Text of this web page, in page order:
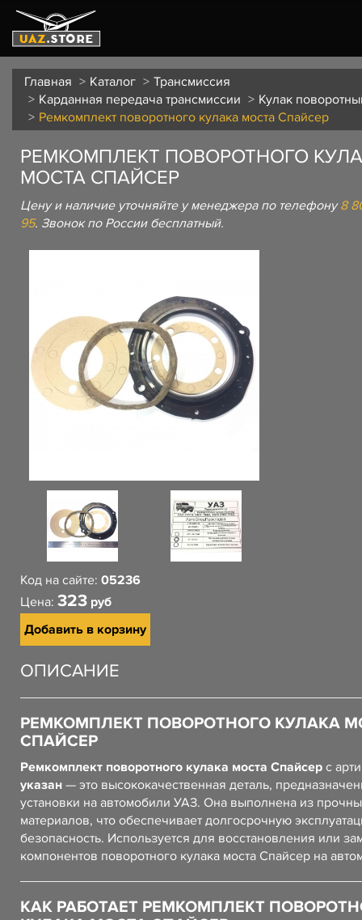
Главная Каталог
Трансмиссия
Карданная передача трансмиссии
Кулак
Ремкомплект поворотного кулака моста Спайсер
РЕМКОМПЛЕКТ ПОВОРОТНОГО
МОСТА СПАЙСЕР
Цену и наличие уточняйте у менеджера по телефону8
95. Звонок по России бесплатный.
Код на сайте: 05236
Цена: 323 руб
Добавить в корзину
ОПИСАНИЕ
РЕМКОМПЛЕКТ ПОВОРОТНОГО КУЛАКА
СПАЙСЕР
Ремкомплект поворотного кулака моста Спайсер с
указан — это высококачественная деталь,
установки на автомобили УАЗ. Она выполнена из
материалов, что обеспечивает долгосрочную
безопасность. Используется для восстановления или
компонентов поворотного кулака моста Спайсер на
КАК РАБОТАЕТ РЕМКОМПЛЕКТ